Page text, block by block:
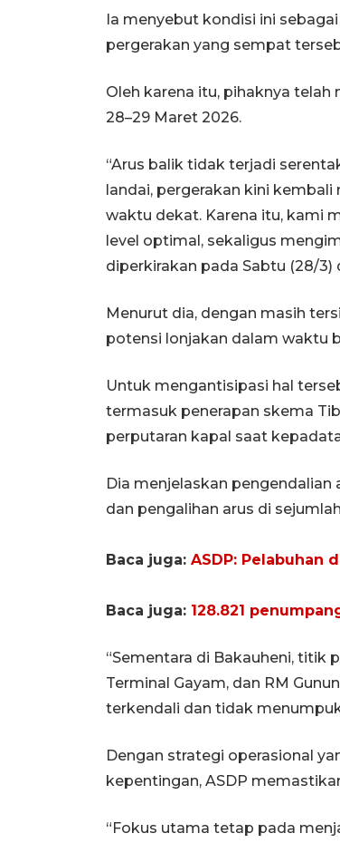
Ia menyebut kondisi ini
pergerakan yang sempat
Oleh karena itu, pihaknya
28–29 Maret 2026.
“Arus balik tidak terjadi
landai, pergerakan kini
waktu dekat. Karena itu, kami
level optimal, sekaligus
diperkirakan pada Sabtu (28/3)
Menurut dia, dengan masih
potensi lonjakan dalam waktu
Untuk mengantisipasi hal
termasuk penerapan skema
perputaran kapal saat
Dia menjelaskan
dan pengalihan arus di
Baca juga: ASDP: Pelabuhan
Baca juga: 128.821
“Sementara di Bakauheni, titik
Terminal Gayam, dan RM
terkendali dan tidak
Dengan strategi operasional
kepentingan, ASDP
“Fokus utama tetap pada